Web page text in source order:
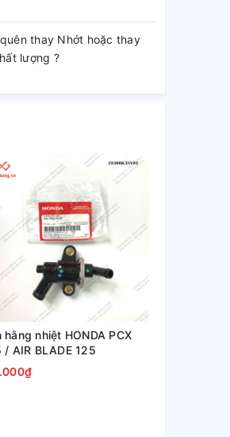
thay Nhớt hoặc thay
lượng ?
hằng nhiệt HONDA PCX
/ AIR BLADE 125